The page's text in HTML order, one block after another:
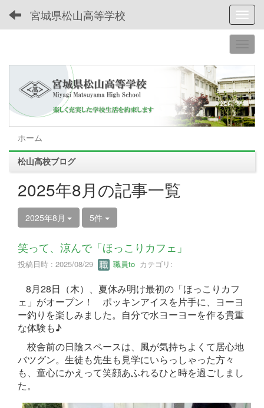
宮城県松山高等学校
ホーム
松山高校ブログ
2025年8月の記事一覧
2025年8月 5件
笑って、涼んで「ほっこりカフェ」
投稿日時 : 2025/08/29 職員to カテゴリ:
8月28日（木）、夏休み明け最初の「ほっこりカフ
ェ」がオープン！ ポッキンアイスを片手に、ヨーヨ
ー釣りを楽しみました。自分で水ヨーヨーを作る貴重
な体験も♪
校舎前の日陰スペースは、風が気持ちよくて居心地
バツグン。生徒も先生も見学にいらっしゃった方々
も、童心にかえって笑顔あふれるひと時を過ごしまし
た。